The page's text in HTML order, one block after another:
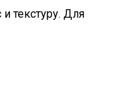
текстуру. Для